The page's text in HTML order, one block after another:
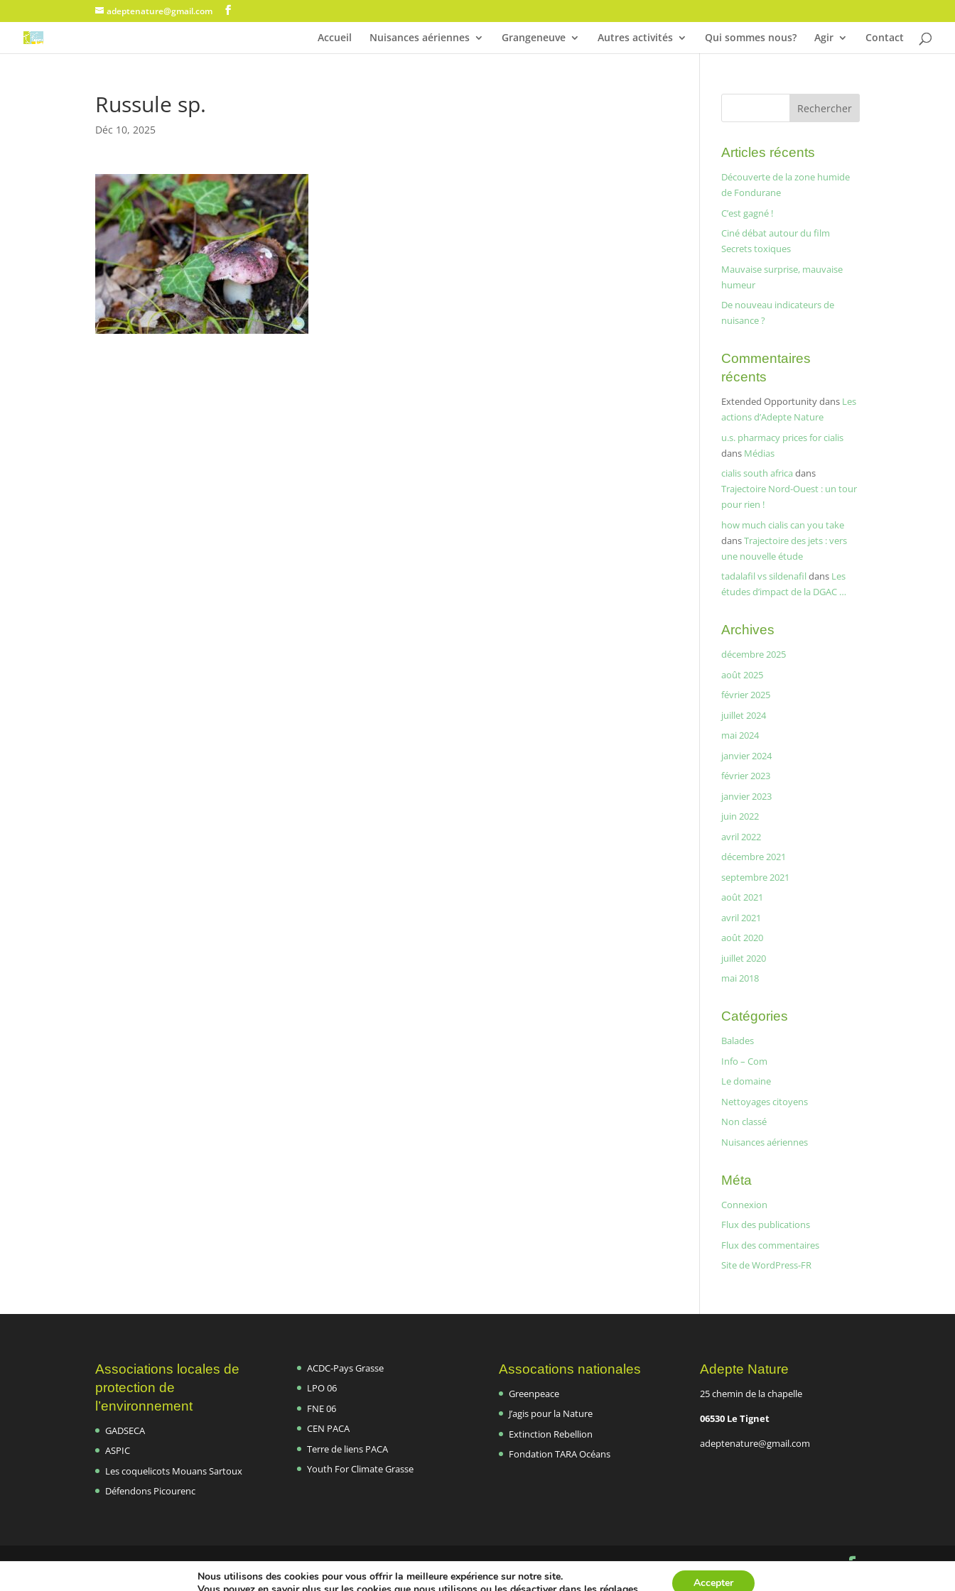
adeptenature@gmail.com
Accueil Nuisances aériennes Grangeneuve Autres activités Qui sommes nous? Agir Contact
Russule sp.
Déc 10, 2025
Articles récents
Découverte de la zone humide
de Fondurane
C’est gagné !
Ciné débat autour du film
Secrets toxiques
Mauvaise surprise, mauvaise
humeur
De nouveau indicateurs de
nuisance ?
Commentaires
récents
Extended Opportunitydans Les
actions d’Adepte Nature
u.s. pharmacy prices for cialis
dans Médias
cialis south africa dans
Trajectoire Nord-Ouest : un tour
pour rien !
how much cialis can you take
dansTrajectoire des jets : vers
une nouvelle étude
tadalafil vs sildenafil dans Les
études d’impact de la DGAC …
Archives
décembre 2025
août 2025
février 2025
juillet 2024
mai 2024
janvier 2024
février 2023
janvier 2023
juin 2022
avril 2022
décembre 2021
septembre 2021
août 2021
avril 2021
août 2020
juillet 2020
mai 2018
Catégories
Balades
Info – Com
Le domaine
Nettoyages citoyens
Non classé
Nuisances aériennes
Méta
Connexion
Flux des publications
Flux des commentaires
Site de WordPress-FR
Associations locales de
protection de
l’environnement
GADSECA
ASPIC
Les coquelicots Mouans Sartoux
Défendons Picourenc
ACDC-Pays Grasse
LPO 06
FNE 06
CEN PACA
Terre de liens PACA
Youth For Climate Grasse
Assocations nationales
Greenpeace
J’agis pour la Nature
Extinction Rebellion
Fondation TARA Océans
Adepte Nature
25 chemin de la chapelle
06530 Le Tignet
adeptenature@gmail.com
Association ADEPTE Nature - 2021-2026 -
Politique de confidentialité
Nous utilisons des cookies pour vous offrir la meilleure expérience sur notre site.
Accepter